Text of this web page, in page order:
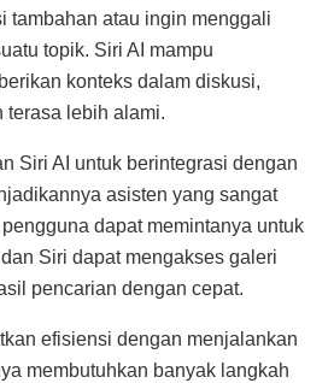
tambahan atau ingin menggali
topik. Siri AI mampu
konteks dalam diskusi,
terasa lebih alami.
Siri AI untuk berintegrasi dengan
asisten yang sangat
dapat memintanya untuk
Siri dapat mengakses galeri
pencarian dengan cepat.
efisiensi dengan menjalankan
membutuhkan banyak langkah